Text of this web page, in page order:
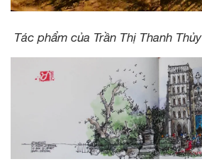
Tác phẩm của Trần Thị Thanh Thủy